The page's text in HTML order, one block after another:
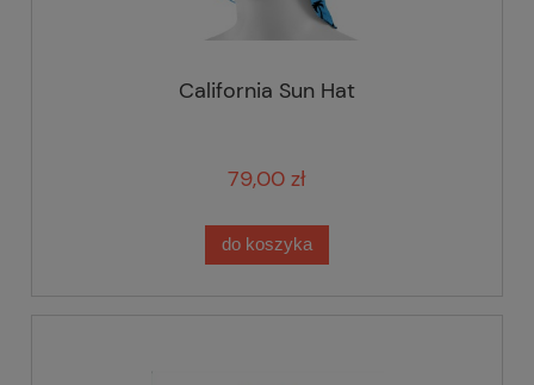
California Sun Hat
79,00 zł
do koszyka